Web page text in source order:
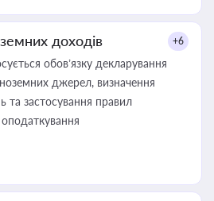
доходів +6
обов’язку декларування
джерел, визначення
та застосування правил